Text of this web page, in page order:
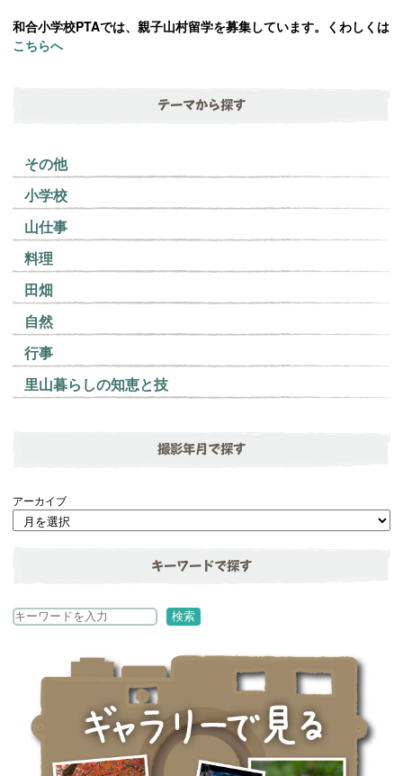
和合小学校PTAでは、親子山村留学を募集しています。くわしくは
こちらへ
テーマから探す
その他
小学校
山仕事
料理
田畑
自然
行事
里山暮らしの知恵と技
撮影年月で探す
アーカイブ
キーワードで探す
検
検索